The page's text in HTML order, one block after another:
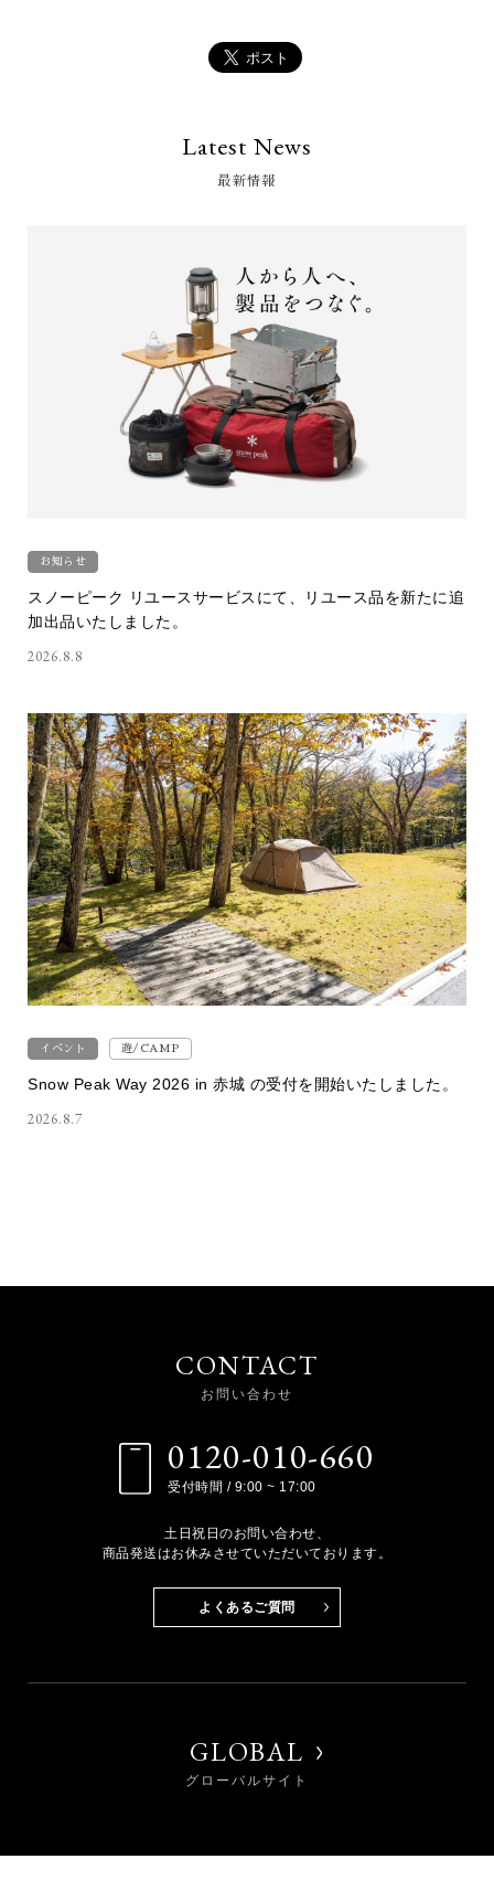
Latest News
最新情報
お知らせ
スノーピーク リユースサービスにて、リユース品を新たに追
加出品いたしました。
2026.8.8
イベント 遊/CAMP
Snow Peak Way 2026 in 赤城 の受付を開始いたしました。
2026.8.7
CONTACT
お問い合わせ
0120-010-660
受付時間 / 9:00 ~ 17:00
土日祝日のお問い合わせ、
商品発送はお休みさせていただいております。
よくあるご質問
GLOBAL
グローバルサイト